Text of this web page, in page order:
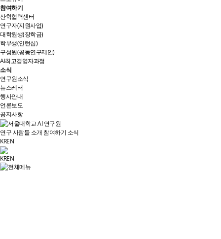
참여하기
산학협력센터
연구자(지원사업)
대학원생(장학금)
학부생(인턴십)
구성원(공동연구제안)
AI최고경영자과정
소식
연구원소식
뉴스레터
행사안내
언론보도
공지사항
연구사람들 소개 참여하기 소식
KREN
KREN